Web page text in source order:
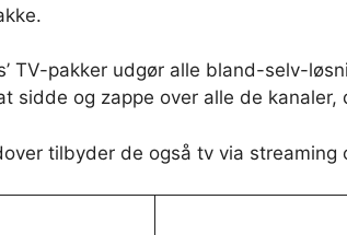
TV-pakker udgør alle bland-selv-
sidde og zappe over alle de
tilbyder de også tv via streaming